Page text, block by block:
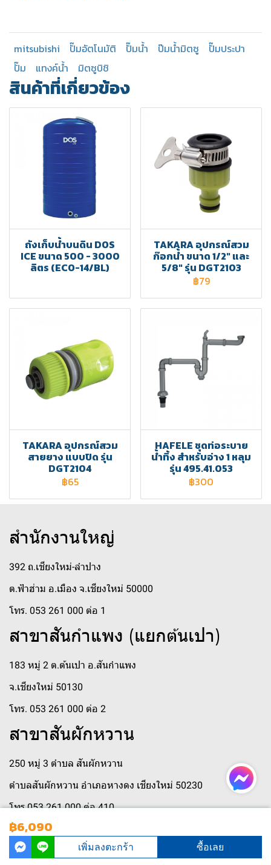
mitsubishi ปั๊มอัตโนมัติ ปั๊มน้ำ ป๊มน้ำมิตซู
ปั๊มประปา
ปั๊ม
แทงค์น้ำ มิตซูบิชิ
สินค้าที่เกี่ยวข้อง
ถังเก็บน้ำบนดิน DOS
ICE ขนาด 500 - 3000
ลิตร (ECO-14/BL)
TAKARA อุปกรณ์สวม
ก๊อกน้ำ ขนาด 1/2" และ
5/8" รุ่น DGT2103
฿79
TAKARA อุปกรณ์สวม
สายยาง แบบปิด รุ่น
DGT2104
฿65
HAFELE ชุดท่อระบาย
น้ำทิ้ง สำหรับอ่าง 1 หลุม
รุ่น 495.41.053
฿300
฿6,090
เพิ่มลงตะกร้า ซื้อเลย
สำนักงานใหญ่
392 ถ.เชียงใหม่-ลำปาง
ต.ฟ้าฮ่าม อ.เมือง จ.เชียงใหม่ 50000
โทร. 053 261 000 ต่อ 1
สาขาสันกำแพง (แยกต้นเปา)
183 หมู่ 2 ต.ต้นเปา อ.สันกำแพง
จ.เชียงใหม่ 50130
โทร. 053 261 000 ต่อ 2
สาขาสันผักหวาน
250 หมู่ 3 ตำบล สันผักหวาน
ตำบลสันผักหวาน อำเภอหางดง เชียงใหม่ 50230
โทร 053 261 000 ต่อ 410